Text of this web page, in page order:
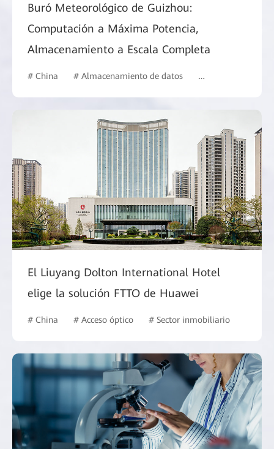
Buró Meteorológico de Guizhou:
Computación a Máxima Potencia,
Almacenamiento a Escala Completa
# China # Almacenamiento de datos # Administración
El Liuyang Dolton International Hotel
elige la solución FTTO de Huawei
# China # Acceso óptico # Sector inmobiliario